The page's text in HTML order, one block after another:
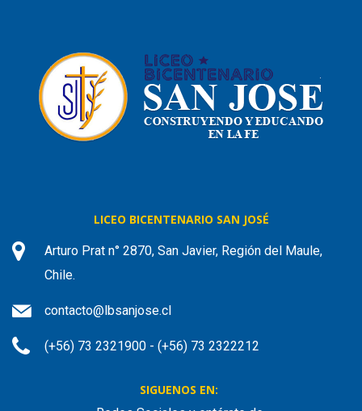
LICEO BICENTENARIO SAN JOSÉ
Arturo Prat n° 2870, San Javier, Región del Maule,
Chile.
contacto@lbsanjose.cl
(+56) 73 2321900 - (+56) 73 2322212
SIGUENOS EN: